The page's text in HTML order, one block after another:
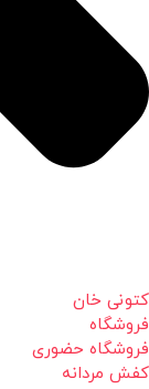
کتونی خان
فروشگاه
فروشگاه حضوری
کفش مردانه